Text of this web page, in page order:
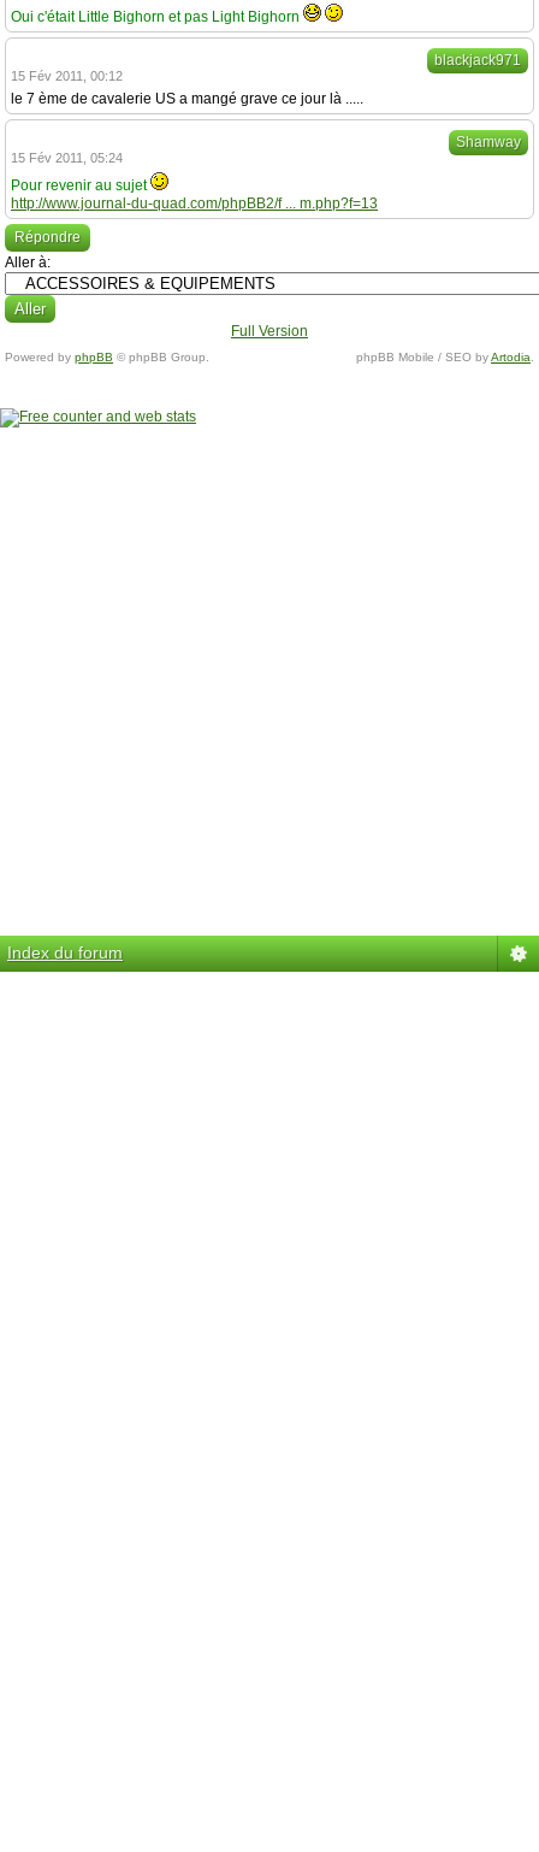
Oui c'était Little Bighorn et pas Light Bighorn
blackjack971
15 Fév 2011, 00:12
le 7 ème de cavalerie US a mangé grave ce jour là .....
Shamway
15 Fév 2011, 05:24
Pour revenir au sujet
http://www.journal-du-quad.com/phpBB2/f ... m.php?f=13
Répondre
Aller à:
Full Version
Powered by phpBB © phpBB Group. phpBB Mobile / SEO byArtodia
Index du forum